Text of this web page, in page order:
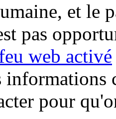
et le
pas
web activé
informations
pour